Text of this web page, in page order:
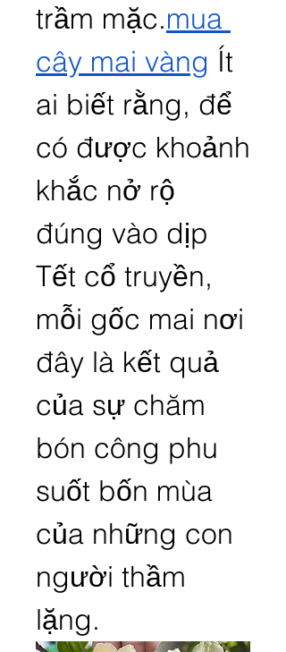
trầm mặc.mua
cây mai vàng Ít
ai biết rằng, để
có được khoảnh
khắc nở rộ
đúng vào dịp
Tết cổ truyền,
mỗi gốc mai nơi
đây là kết quả
của sự chăm
bón công phu
suốt bốn mùa
của những con
người thầm
lặng.